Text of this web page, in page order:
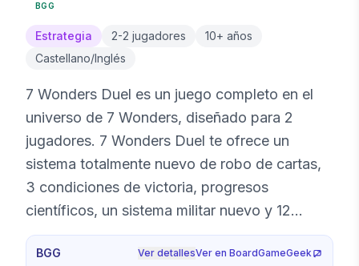
BGG
Estrategia 2-2 jugadores 10+ años
Castellano/Inglés
7 Wonders Duel es un juego completo en el
universo de 7 Wonders, diseñado para 2
jugadores. 7 Wonders Duel te ofrece un
sistema totalmente nuevo de robo de cartas,
3 condiciones de victoria, progresos
científicos, un sistema militar nuevo y 12
maravillas para combinar en nuevas y
adictivas partidas.
BGG Ver detallesVer en BoardGameGeek